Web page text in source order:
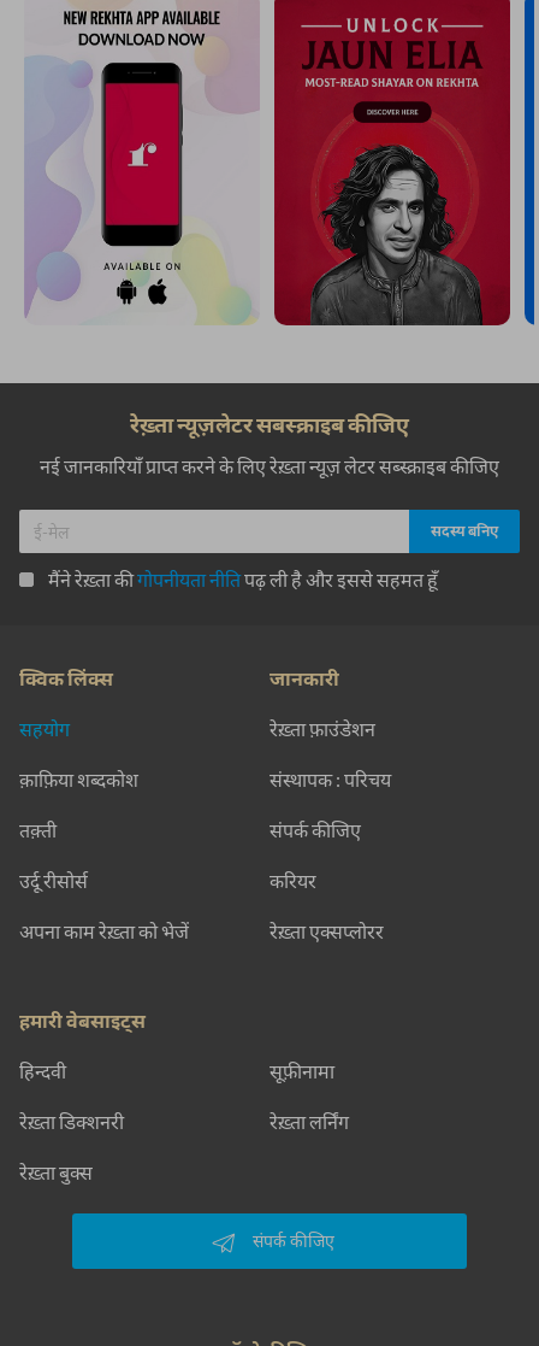
रेख़्ता न्यूज़लेटर सबस्क्राइब कीजिए
नई जानकारियाँ प्राप्त करने के लिए रेख़्ता न्यूज़ लेटर सब्स्क्राइब कीजिए
मैंने रेख़्ता कीगोपनीयता नीतिपढ़ ली है और इससे सहमत हूँ
क्विक लिंक्स
सहयोग
क़ाफ़िया शब्दकोश
तक़्ती
उर्दू रीसोर्स
अपना काम रेख़्ता को भेजें
जानकारी
रेख़्ता फ़ाउंडेशन
संस्थापक : परिचय
संपर्क कीजिए
करियर
रेख़्ता एक्सप्लोरर
हमारी वेबसाइट्स
हिन्दवी सूफ़ीनामा
रेख़्ता डिक्शनरी रेख़्ता लर्निंग
रेख़्ता बुक्स
संपर्क कीजिए